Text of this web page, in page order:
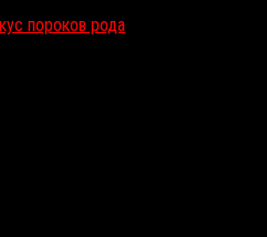
пороков рода